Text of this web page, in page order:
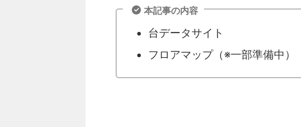
本記事の内容
台データサイト
フロアマップ（※一部準備中）